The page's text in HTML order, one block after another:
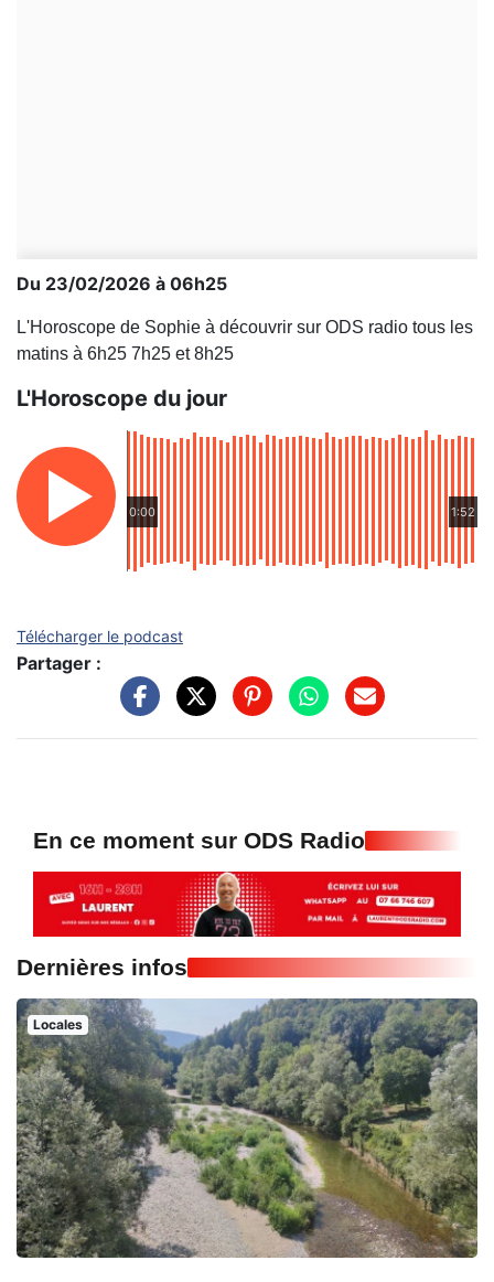
Du 23/02/2026 à 06h25
L'Horoscope de Sophie à découvrir sur ODS radio tous les
matins à 6h25 7h25 et 8h25
L'Horoscope du jour
0:00 1:52
Télécharger le podcast
Partager :
En ce moment sur ODS Radio
Dernières infos
Locales